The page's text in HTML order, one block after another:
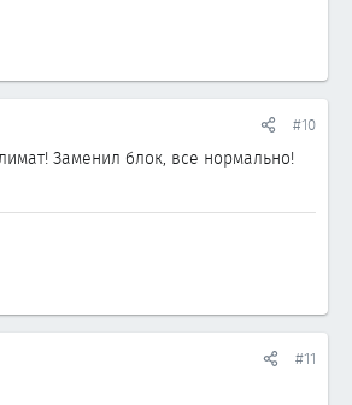
#10
Заменил блок, все нормально!
#11